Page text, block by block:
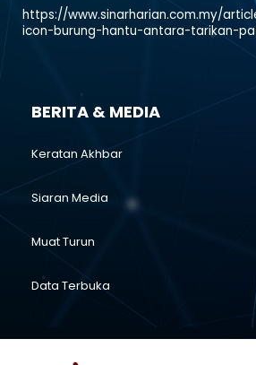
https://www.sinarharian.com.my/
icon-burung-hantu-antara-tarikan-
BERITA & MEDIA
Keratan Akhbar
Siaran Media
Muat Turun
Data Terbuka